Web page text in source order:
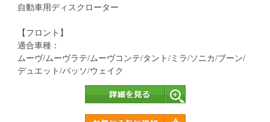
自動車用ディスクローター
【フロント】
適合車種：
ムーヴ/ムーヴラテ/ムーヴコンテ/タント/ミラ/ソニカ/ブーン/
デュエット/パッソ/ウェイク